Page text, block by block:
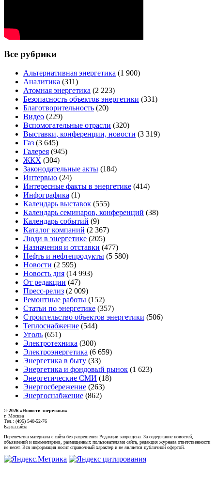
Все рубрики
Альтернативная энергетика (1 900)
Аналитика (311)
Атомная энергетика (2 223)
Безопасность объектов энергетики (331)
Благотворительность (20)
Видео (229)
Вспомогательные отрасли (320)
Выставки, конференции, новости (3 319)
Газ (3 645)
Галерея (945)
ЖКХ (304)
Законодательные акты (184)
Интервью (24)
Интересные факты в энергетике (414)
Инфографика (1)
Календарь выставок (555)
Календарь семинаров, конференций (38)
Календарь событий (9)
Каталог компаний (2 367)
Люди в энергетике (205)
Назначения и отставки (477)
Нефть и нефтепродукты (5 580)
Новости (2 595)
Новость дня (14 993)
От редакции (47)
Пресс-релиз (2 009)
Ремонтные работы (152)
Статьи по энергетике (357)
Строительство объектов энергетики (506)
Теплоснабжение (544)
Уголь (651)
Электротехника (300)
Электроэнергетика (6 659)
Энергетика в быту (33)
Энергетика и фондовый рынок (1 623)
Энергетические СМИ (18)
Энергосбережение (263)
Энергоснабжение (862)
© 2026 «Новости энеретики»
г. Москва
Тел.: (495) 540-52-76
Карта сайта
Перепечатка материала с сайта без разрешения Редакции запрещена. За содержание новостей,
объявлений и комментариев, размещенных пользователями сайта, редакция журнала ответственности
не несет. Вся информация носит справочный характер и не является публичной офертой.